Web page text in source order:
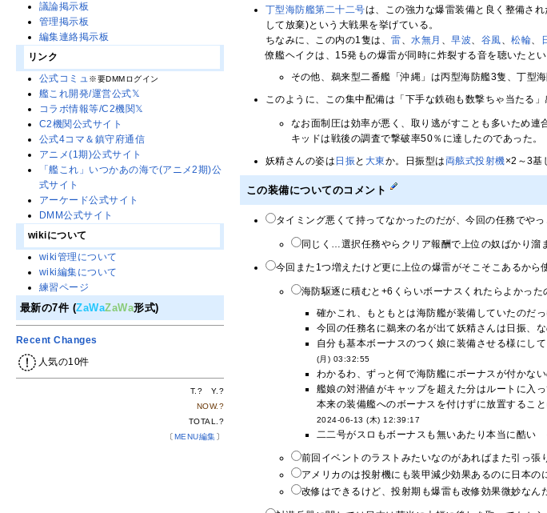
丁型海防艦第二十二号は、この強力な爆雷装備と良く整備され
して放棄)という大戦果を挙げている。
ちなみに、この内の1隻は、雷、水無月 、早波、 谷風、松輪、
僚艦ヘイクは、15発もの爆雷が同時に炸裂する音を聴いたとい
その他、鵜来型二番艦「沖縄」は丙型海防艦3隻、丁型
このように、この集中配備は「下手な鉄砲も数撃ちゃ当たる
なお面制圧は効率が悪く、取り逃がすことも多いため
キッドは戦後の調査で撃破率50％に達したのであった。
妖精さんの姿は 日振 と 大東か。日振型は 両舷式投射機×2～3基
この装備についてのコメント
タイミング悪くて持ってなかったのだが、今回の任務でや
同じく…選択任務やらクリア報酬で上位の奴ばかり溜
今回また1つ増えたけど更に上位の爆雷がそこそこあるか
海防駆逐に積むと+6くらいボーナスくれたらよかっ
確かこれ、もともとは海防艦が装備していたのだ
今回の任務名に鵜来の名が出て妖精さんは日振
自分も基本ボーナスのつく娘に装備させる様にし
(月) 03:32:55
わかるわ、ずっと何で海防艦にボーナスが付かな
艦娘の対潜値がキャップを超えた分はルートに入
本来の装備艦へのボーナスを付けずに放置するこ
2024-06-13 (木) 12:39:17
二二号がスロもボーナスも無いあたり本当に酷
前回イベントのラストみたいなのがあればまた引っ張
アメリカのは投射機にも装甲減少効果あるのに日本
改修はできるけど、投射期も爆雷も改修効果微妙な
議論掲示板
管理掲示板
編集連絡掲示板
リンク
公式コミュ※要DMMログイン
艦これ開発/運営公式𝕏
コラボ情報等/C2機関𝕏
C2機関公式サイト
公式4コマ＆鎮守府通信
アニメ(1期)公式サイト
「艦これ」いつかあの海で(アニメ2期)公
式サイト
アーケード公式サイト
DMM公式サイト
wikiについて
wiki管理について
wiki編集について
練習ページ
最新の7件 (ZaWaZaWa形式)
Recent Changes
人気の10件
T.? Y.?
NOW.?
TOTAL.?
〔MENU編集〕